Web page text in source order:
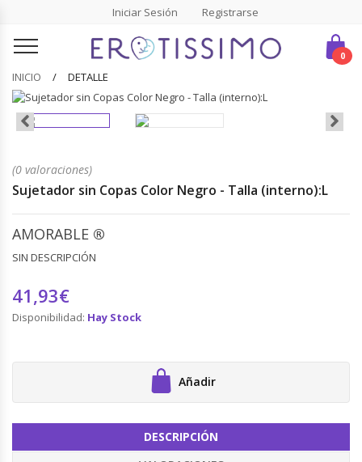
Iniciar Sesión Registrarse
0
INICIO DETALLE
(0 valoraciones)
Sujetador sin Copas Color Negro - Talla (interno):L
AMORABLE ®
SIN DESCRIPCIÓN
41,93€
Disponibilidad: Hay Stock
Añadir
DESCRIPCIÓN